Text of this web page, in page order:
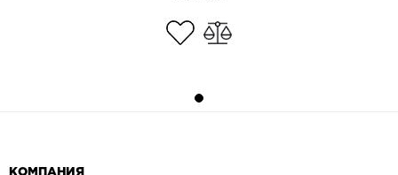
КОМПАНИЯ